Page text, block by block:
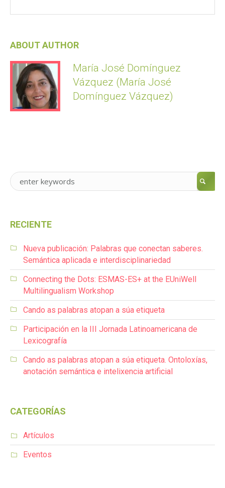
ABOUT AUTHOR
María José Domínguez
Vázquez (María José
Domínguez Vázquez)
RECIENTE
Nueva publicación: Palabras que conectan saberes.
Semántica aplicada e interdisciplinariedad
Connecting the Dots: ESMAS-ES+ at the EUniWell
Multilingualism Workshop
Cando as palabras atopan a súa etiqueta
Participación en la III Jornada Latinoamericana de
Lexicografía
Cando as palabras atopan a súa etiqueta. Ontoloxías,
anotación semántica e intelixencia artificial
CATEGORÍAS
Artículos
Eventos